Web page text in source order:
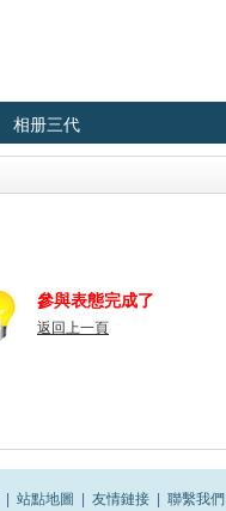
相册三代
參與表態完成了
返回上一頁
站點地圖 友情鏈接 聯繫我們